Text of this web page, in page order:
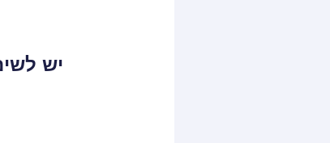
יש